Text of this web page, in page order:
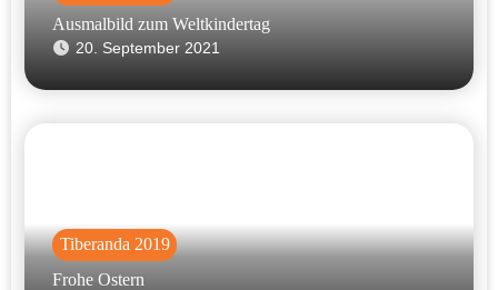
Ausmalbild zum Weltkindertag
20. September 2021
Tiberanda 2019
Frohe Ostern